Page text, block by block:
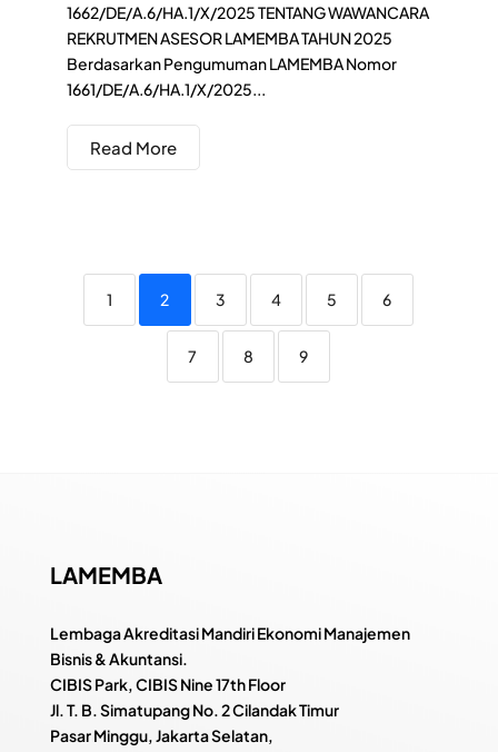
1662/DE/A.6/HA.1/X/2025 TENTANG WAWANCARA
REKRUTMEN ASESOR LAMEMBA TAHUN 2025
Berdasarkan Pengumuman LAMEMBA Nomor
1661/DE/A.6/HA.1/X/2025...
Read More
1 2 3 4 5 6
7 8 9
LAMEMBA
Lembaga Akreditasi Mandiri Ekonomi Manajemen
Bisnis & Akuntansi.
CIBIS Park, CIBIS Nine 17th Floor
Jl. T. B. Simatupang No. 2 Cilandak Timur
Pasar Minggu, Jakarta Selatan,